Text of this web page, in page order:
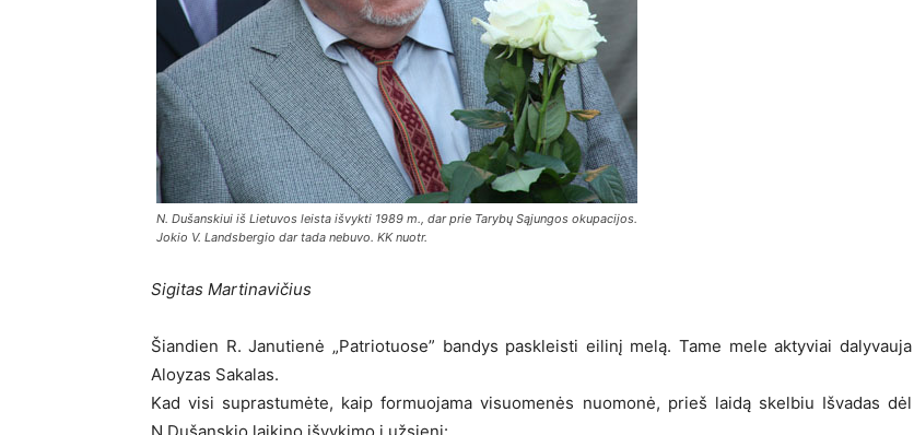
N. Dušanskiui iš Lietuvos leista išvykti 1989 m., dar prie Tarybų Sąjungos okupacijos.
Jokio V. Landsbergio dar tada nebuvo. KK nuotr.
Sigitas Martinavičius
Šiandien R. Janutienė „Patriotuose” bandys paskleisti eilinį melą. Tame mele aktyviai dalyvauja
Aloyzas Sakalas.
Kad visi suprastumėte, kaip formuojama visuomenės nuomonė, prieš laidą skelbiu Išvadas dėl